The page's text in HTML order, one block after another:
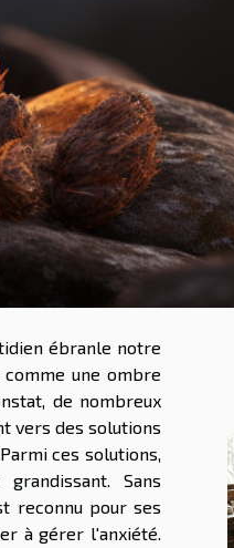
ébranle notre
une ombre
de nombreux
vers des solutions
ces solutions,
Sans
reconnu pour ses
à gérer l'anxiété.